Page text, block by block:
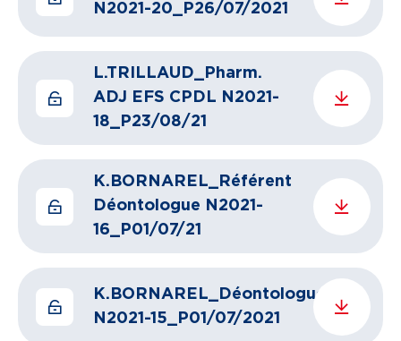
N2021-20_P26/07/2021
L.TRILLAUD_Pharm.
ADJ EFS CPDL N2021-
18_P23/08/21
K.BORNAREL_Référent
Déontologue N2021-
16_P01/07/21
K.BORNAREL_Déontologue
N2021-15_P01/07/2021